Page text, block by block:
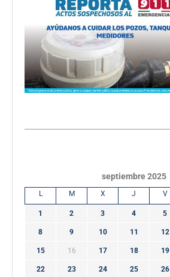
septiembre 2025
L M X J V
1 2 3 4 5
8 9 10 11 12
15 16 17 18 19
22 23 24 25 26